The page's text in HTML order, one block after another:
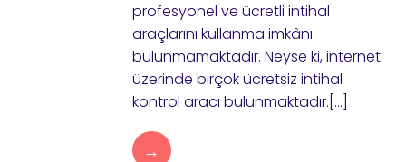
profesyonel ve ücretli intihal
araçlarını kullanma imkânı
bulunmamaktadır. Neyse ki, internet
üzerinde birçok ücretsiz intihal
kontrol aracı bulunmaktadır.[…]
→